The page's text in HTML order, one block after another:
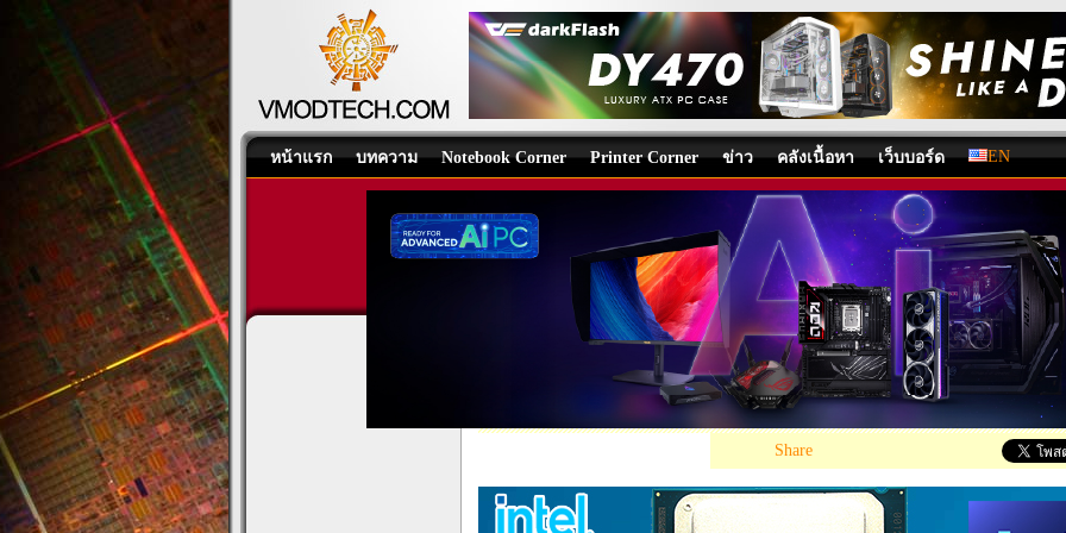
หน้าแรก บทความ Notebook Corner Printer Corner ข่าว คลังเนื้อหา เว็บบอร์ด EN
Intel Core Ultra 7 265K PROCESSOR REVIEW
โดย:Nongkoo OverclockTeam, 05/01/2025 16:24, 12,082 views /
Share